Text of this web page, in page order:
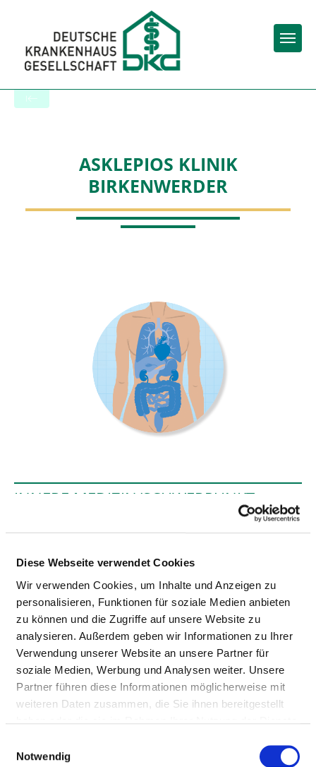
Diese Webseite verwendet Cookies
Wir verwenden Cookies, um Inhalte und Anzeigen zu
personalisieren, Funktionen für soziale Medien anbieten
zu können und die Zugriffe auf unsere Website zu
analysieren. Außerdem geben wir Informationen zu Ihrer
Verwendung unserer Website an unsere Partner für
soziale Medien, Werbung und Analysen weiter. Unsere
Partner führen diese Informationen möglicherweise mit
weiteren Daten zusammen, die Sie ihnen bereitgestellt
Notwendig
ASKLEPIOS KLINIK
BIRKENWERDER
INNERE MEDIZIN/SCHWERPUNKT
Hubertusstraße 12-22
16547 Birkenwerder
Tel.:03303-522-219
Fax: 03303-522-444
Mail:moc.soipelksa@nabrits.a
Mit Notfallambulanz
Anfahrt
https://www.asklepios.com/birkenwerder/experten/di...